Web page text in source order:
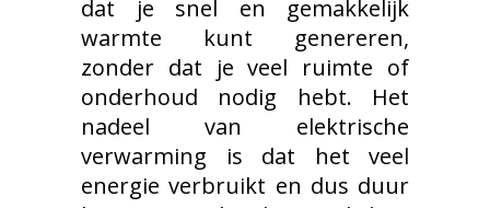
dat je snel en gemakkelijk
warmte kunt genereren,
zonder dat je veel ruimte of
onderhoud nodig hebt. Het
nadeel van elektrische
verwarming is dat het veel
energie verbruikt en dus duur